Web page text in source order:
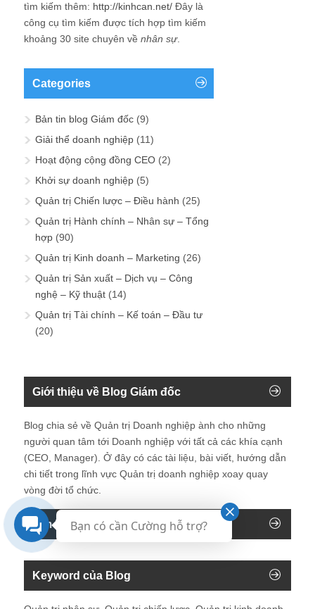
tìm kiếm thêm: http://kinhcan.net/ Đây là
công cụ tìm kiếm được tích hợp tìm kiếm
khoảng 30 site chuyên về nhân sự.
Categories
Bản tin blog Giám đốc (9)
Giải thể doanh nghiệp (11)
Hoạt động cộng đồng CEO (2)
Khởi sự doanh nghiệp (5)
Quản trị Chiến lược – Điều hành (25)
Quản trị Hành chính – Nhân sự – Tổng
hợp (90)
Quản trị Kinh doanh – Marketing (26)
Quản trị Sản xuất – Dịch vụ – Công
nghệ – Kỹ thuật (14)
Quản trị Tài chính – Kế toán – Đầu tư
(20)
Giới thiệu về Blog Giám đốc
Blog chia sẻ về Quản trị Doanh nghiệp ành cho những
người quan tâm tới Doanh nghiệp với tất cả các khía cạnh
(CEO, Manager). Ở đây có các tài liệu, bài viết, hướng dẫn
chi tiết trong lĩnh vực Quản trị doanh nghiệp xoay quay
vòng đời tổ chức.
Tìm kiếm trên blog
Keyword của Blog
Bạn có cần Cường hỗ trợ?